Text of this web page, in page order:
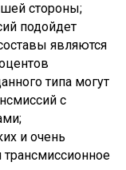
стороны;
подойдет
являются
типа могут
с
и очень
трансмиссионное